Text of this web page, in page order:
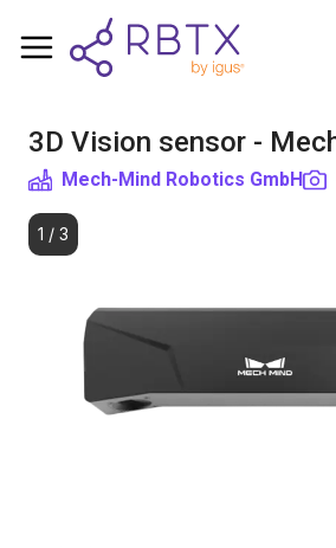
3D Vision sensor -
Mech-Mind Robotics GmbH
1 / 3
购物车